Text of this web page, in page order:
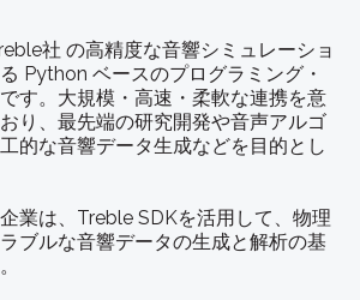
社 の高精度な音響シミュレーショ
Python ベースのプログラミング・
す。 大規模・高速・柔軟な連携を意
り、最先端の研究開発や音声アルゴ
的な音響データ生成などを目的とし
業は、Treble SDKを活用して、物理
ブルな音響データの生成と解析の基